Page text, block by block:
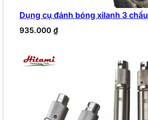
Dụng cụ đánh bóng xilanh 3 chấu
935.000 ₫